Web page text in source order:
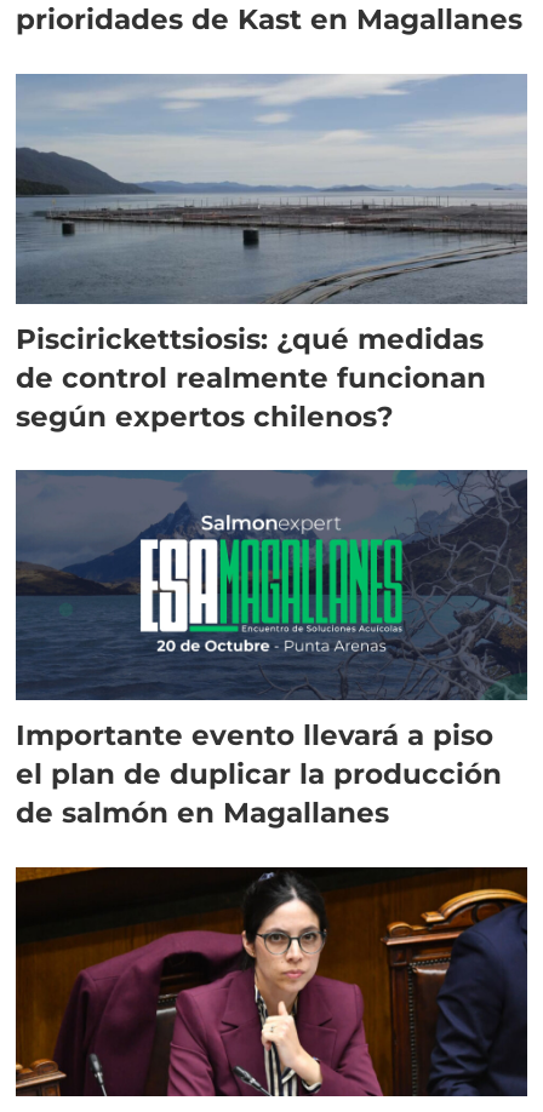
prioridades de Kast en Magallanes
Piscirickettsiosis: ¿qué medidas
de control realmente funcionan
según expertos chilenos?
Importante evento llevará a piso
el plan de duplicar la producción
de salmón en Magallanes